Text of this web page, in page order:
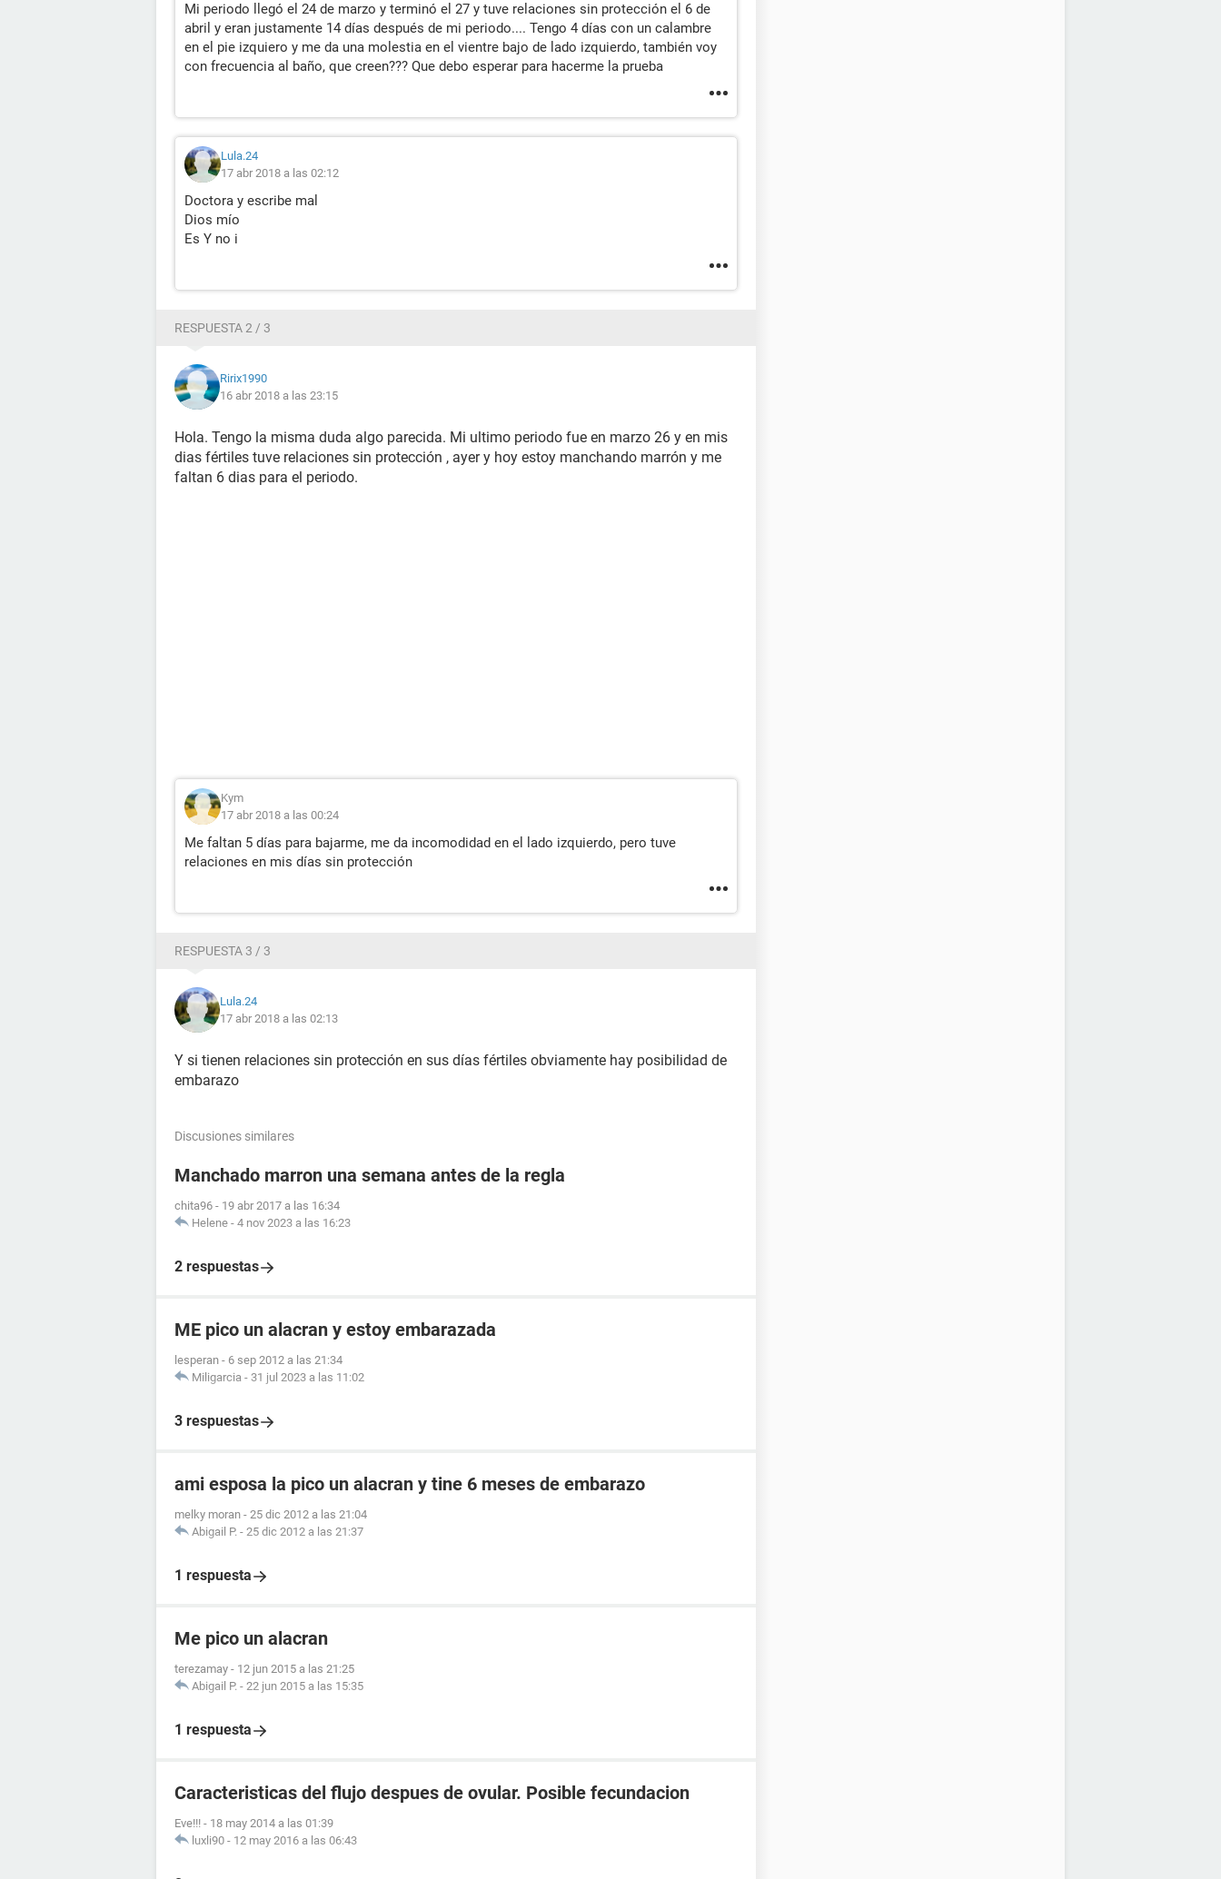
Mi periodo llegó el 24 de marzo y terminó el 27 y tuve relaciones sin protección el 6 de
abril y eran justamente 14 días después de mi periodo.... Tengo 4 días con un calambre
en el pie izquiero y me da una molestia en el vientre bajo de lado izquierdo, también voy
con frecuencia al baño, que creen??? Que debo esperar para hacerme la prueba
Lula.24
17 abr 2018 a las 02:12
Doctora y escribe mal
Dios mío
Es Y no i
RESPUESTA 2 / 3
Ririx1990
16 abr 2018 a las 23:15
Hola. Tengo la misma duda algo parecida. Mi ultimo periodo fue en marzo 26 y en mis
dias fértiles tuve relaciones sin protección , ayer y hoy estoy manchando marrón y me
faltan 6 dias para el periodo.
Kym
17 abr 2018 a las 00:24
Me faltan 5 días para bajarme, me da incomodidad en el lado izquierdo, pero tuve
relaciones en mis días sin protección
RESPUESTA 3 / 3
Lula.24
17 abr 2018 a las 02:13
Y si tienen relaciones sin protección en sus días fértiles obviamente hay posibilidad de
embarazo
Discusiones similares
Manchado marron una semana antes de la regla
chita96 - 19 abr 2017 a las 16:34
Helene - 4 nov 2023 a las 16:23
2 respuestas
ME pico un alacran y estoy embarazada
lesperan - 6 sep 2012 a las 21:34
Miligarcia - 31 jul 2023 a las 11:02
3 respuestas
ami esposa la pico un alacran y tine 6 meses de embarazo
melky moran - 25 dic 2012 a las 21:04
Abigail P. - 25 dic 2012 a las 21:37
1 respuesta
Me pico un alacran
terezamay - 12 jun 2015 a las 21:25
Abigail P. - 22 jun 2015 a las 15:35
1 respuesta
Caracteristicas del flujo despues de ovular. Posible fecundacion
Eve!!! - 18 may 2014 a las 01:39
luxli90 - 12 may 2016 a las 06:43